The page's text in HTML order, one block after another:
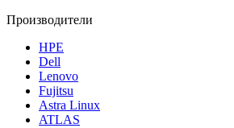
Производители
HPE
Dell
Lenovo
Fujitsu
Astra Linux
ATLAS